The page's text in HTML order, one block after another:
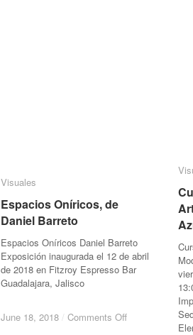
Visuales
Espacios Oníricos, de
Daniel Barreto
Espacios Oníricos Daniel Barreto
Exposición inaugurada el 12 de abril
de 2018 en Fitzroy Espresso Bar
Guadalajara, Jalisco
June 18, 2018 / Comments Offon
Visuales
Espacios Oníricos, de
Daniel Barreto
June 18, 2018 / Comments Offon